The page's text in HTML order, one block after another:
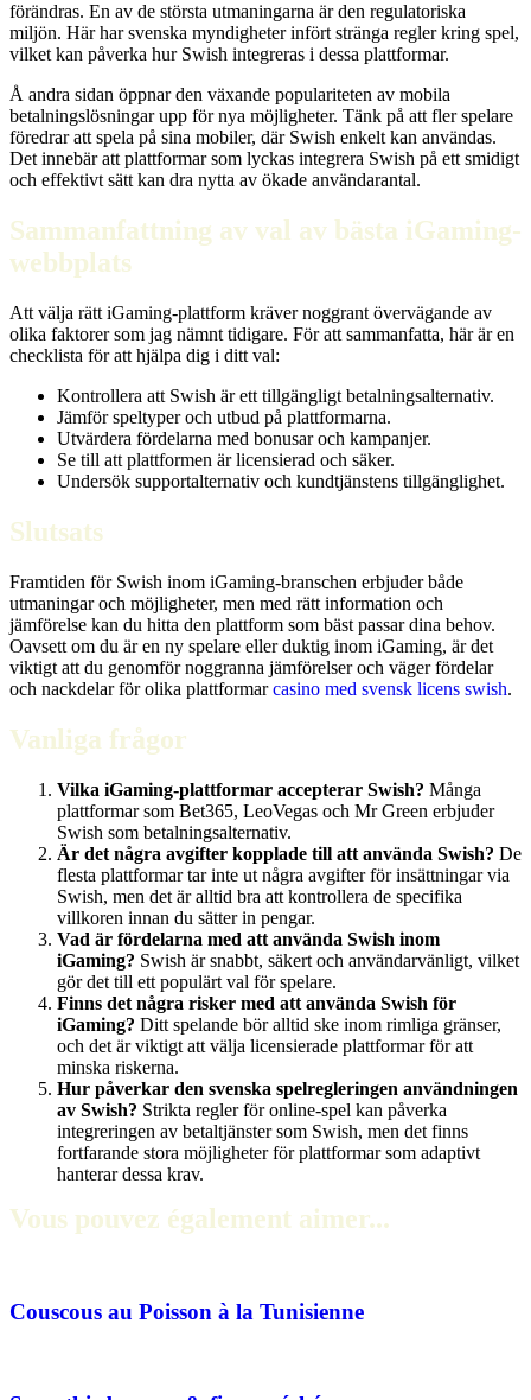
förändras. En av de största utmaningarna är den regulatoriska
miljön. Här har svenska myndigheter infört stränga regler kring spel,
vilket kan påverka hur Swish integreras i dessa plattformar.
Å andra sidan öppnar den växande populariteten av mobila
betalningslösningar upp för nya möjligheter. Tänk på att fler spelare
föredrar att spela på sina mobiler, där Swish enkelt kan användas.
Det innebär att plattformar som lyckas integrera Swish på ett smidigt
och effektivt sätt kan dra nytta av ökade användarantal.
Sammanfattning av val av bästa iGaming-
webbplats
Att välja rätt iGaming-plattform kräver noggrant övervägande av
olika faktorer som jag nämnt tidigare. För att sammanfatta, här är en
checklista för att hjälpa dig i ditt val:
Kontrollera att Swish är ett tillgängligt betalningsalternativ.
Jämför speltyper och utbud på plattformarna.
Utvärdera fördelarna med bonusar och kampanjer.
Se till att plattformen är licensierad och säker.
Undersök supportalternativ och kundtjänstens tillgänglighet.
Slutsats
Framtiden för Swish inom iGaming-branschen erbjuder både
utmaningar och möjligheter, men med rätt information och
jämförelse kan du hitta den plattform som bäst passar dina behov.
Oavsett om du är en ny spelare eller duktig inom iGaming, är det
viktigt att du genomför noggranna jämförelser och väger fördelar
och nackdelar för olika plattformarcasino med svensk licens swish.
Vanliga frågor
Vilka iGaming-plattformar accepterar Swish? Många
plattformar som Bet365, LeoVegas och Mr Green erbjuder
Swish som betalningsalternativ.
Är det några avgifter kopplade till att använda Swish? De
flesta plattformar tar inte ut några avgifter för insättningar via
Swish, men det är alltid bra att kontrollera de specifika
villkoren innan du sätter in pengar.
Vad är fördelarna med att använda Swish inom
iGaming? Swish är snabbt, säkert och användarvänligt, vilket
gör det till ett populärt val för spelare.
Finns det några risker med att använda Swish för
iGaming? Ditt spelande bör alltid ske inom rimliga gränser,
och det är viktigt att välja licensierade plattformar för att
minska riskerna.
Hur påverkar den svenska spelregleringen användningen
av Swish? Strikta regler för online-spel kan påverka
integreringen av betaltjänster som Swish, men det finns
fortfarande stora möjligheter för plattformar som adaptivt
hanterar dessa krav.
Vous pouvez également aimer...
Couscous au Poisson à la Tunisienne